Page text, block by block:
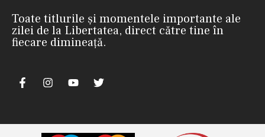
Toate titlurile și momentele importante ale
zilei de la Libertatea, direct către tine în
fiecare dimineață.